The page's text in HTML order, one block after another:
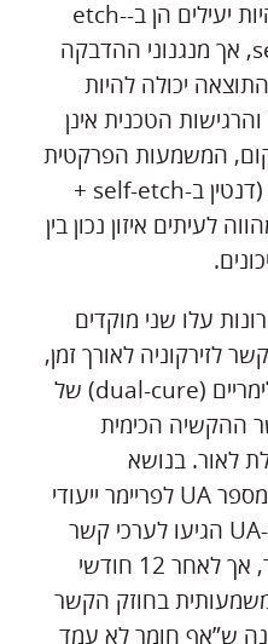
ההדבקה של UA יכולים להיות יעילים הן ב-etch-
and-rinse והן ב-self-etch, אך מנגנוני ההדבקה
יכולה להיות
הטכנית אינן
שיקום, המשמעות הפרקטית
היא שאסטרטגיה היברידית (דנטין ב-self-etch +
לעיתים איזון נכון בין
עלו שני מוקדים
לזירקוניה לאורך זמן,
ותאימות עם חומרים דו-פולימריים (dual-cure) של
ההקשיה הכימית
לאור. בנושא
הזירקוניה, מחקר שהשווה מספר UA לפריימר ייעודי
לזירקוניה הראה שחלק מה-UA הגיעו לערכי קשר
דומים לפריימר בטווח הקצר, אך לאחר 12 חודשי
בחוזק הקשר
ש”אף חומר לא עמד